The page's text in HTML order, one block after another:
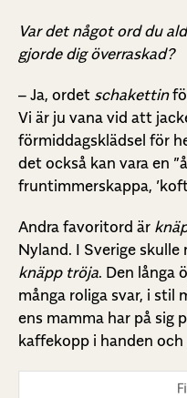
Var det något ord du
gjorde dig överraskad?
– Ja, ordet schakettin
Vi är ju vana vid att
förmiddagsklädsel för
det också kan vara en
fruntimmerskappa,
Andra favoritord är
Nyland. I Sverige
knäpp tröja. Den långa
många roliga svar, i stil
ens mamma har på sig
kaffekopp i handen och